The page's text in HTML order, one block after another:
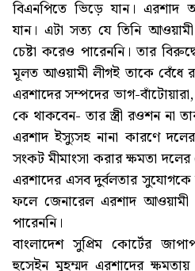
বিএনপিতে ভিড়ে যান। এরশাদ
যান। এটা সত্য যে তিনি
চেষ্টা করেও পারেননি। তার
মূলত আওয়ামী লীগই তাকে বেঁধে
এরশাদের সম্পদের ভাগ-
কে থাকবেন- তার স্ত্রী রওশন না
এরশাদ ইস্যুসহ নানা কারণে
সংকট মীমাংসা করার ক্ষমতা
এরশাদের এসব দুর্বলতার
ফলে জেনারেল এরশাদ
পারেননি।
বাংলাদেশ সুপ্রিম কোর্টের
হুসেইন মুহম্মদ এরশাদের